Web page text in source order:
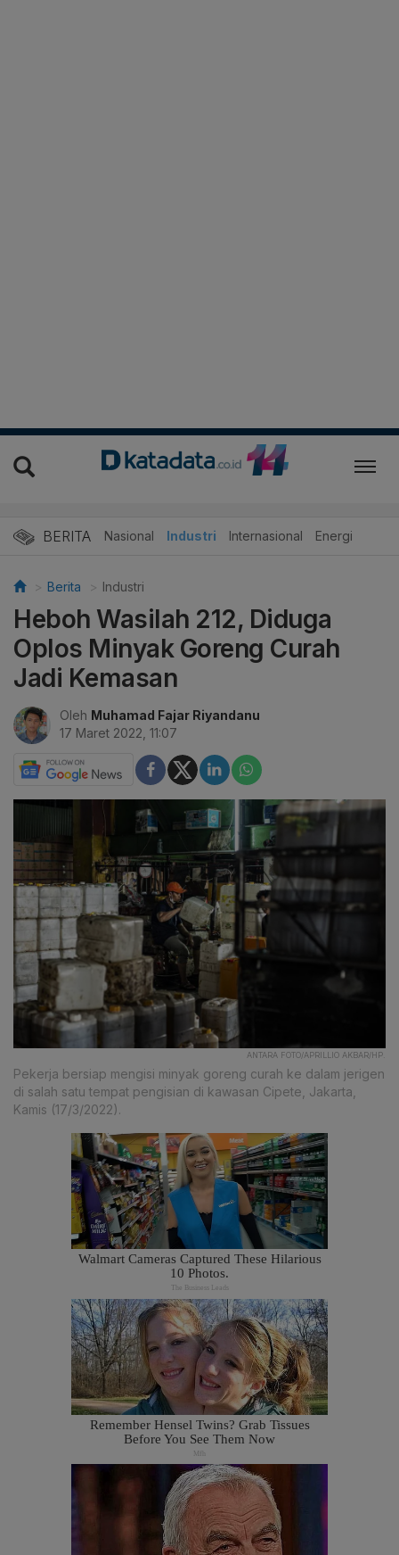
BERITA Nasional Industri Internasional Energi
Berita Industri
Heboh Wasilah 212, Diduga
Oplos Minyak Goreng Curah
Jadi Kemasan
Oleh Muhamad Fajar Riyandanu
17 Maret 2022, 11:07
ANTARA FOTO/APRILLIO AKBAR/HP.
Pekerja bersiap mengisi minyak goreng curah ke dalam jerigen
di salah satu tempat pengisian di kawasan Cipete, Jakarta,
Kamis (17/3/2022).